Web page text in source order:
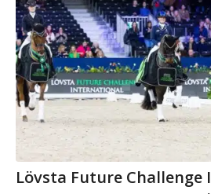
Lövsta Future